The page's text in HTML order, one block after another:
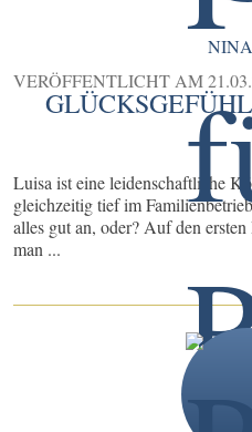
VERÖFFENTLICHT AM
Luisa ist eine leidenschaftliche
gleichzeitig tief im
alles gut an, oder? Auf den
man ...